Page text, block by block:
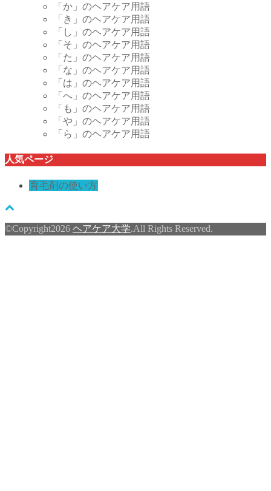
「か」のヘアケア用語
「き」のヘアケア用語
「し」のヘアケア用語
「そ」のヘアケア用語
「た」のヘアケア用語
「な」のヘアケア用語
「は」のヘアケア用語
「へ」のヘアケア用語
「も」のヘアケア用語
「や」のヘアケア用語
「ら」のヘアケア用語
人気ページ
育毛剤の使い方
©Copyright2026 ヘアケア大学.All Rights Reserved.